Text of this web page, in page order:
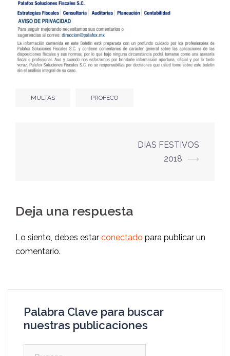
MULTAS PROFECO
DIAS FESTIVOS
2018
⟶
Deja una respuesta
Lo siento, debes estar conectado para publicar un
comentario.
Palabra Clave para buscar
nuestras publicaciones